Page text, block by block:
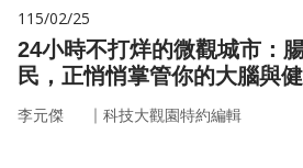
115/02/25
24小時不打烊的微觀城市：
民，正悄悄掌管你的大腦與
李元傑 ｜ 科技大觀園特約編輯